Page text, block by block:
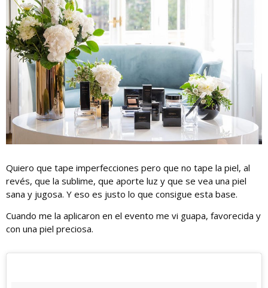
Quiero que tape imperfecciones pero que no tape la piel, al
revés, que la sublime, que aporte luz y que se vea una piel
sana y jugosa. Y eso es justo lo que consigue esta base.
Cuando me la aplicaron en el evento me vi guapa, favorecida y
con una piel preciosa.